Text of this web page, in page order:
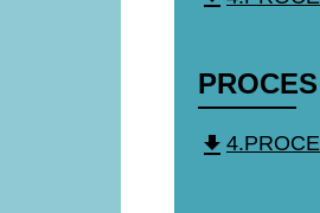
file_download